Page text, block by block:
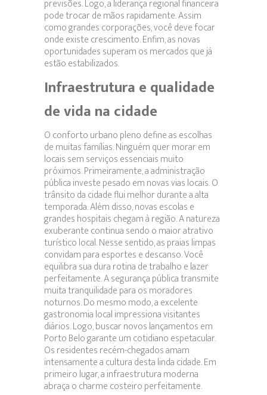
previsões. Logo, a liderança regional financeira
pode trocar de mãos rapidamente. Assim
como grandes corporações, você deve focar
onde existe crescimento. Enfim, as novas
oportunidades superam os mercados que já
estão estabilizados.
Infraestrutura e qualidade
de vida na cidade
O conforto urbano pleno define as escolhas
de muitas famílias. Ninguém quer morar em
locais sem serviços essenciais muito
próximos. Primeiramente, a administração
pública investe pesado em novas vias locais. O
trânsito da cidade flui melhor durante a alta
temporada. Além disso, novas escolas e
grandes hospitais chegam à região. A natureza
exuberante continua sendo o maior atrativo
turístico local. Nesse sentido, as praias limpas
convidam para esportes e descanso. Você
equilibra sua dura rotina de trabalho e lazer
perfeitamente. A segurança pública transmite
muita tranquilidade para os moradores
noturnos. Do mesmo modo, a excelente
gastronomia local impressiona visitantes
diários. Logo, buscar novos lançamentos em
Porto Belo garante um cotidiano espetacular.
Os residentes recém-chegados amam
intensamente a cultura desta linda cidade. Em
primeiro lugar, a infraestrutura moderna
abraça o charme costeiro perfeitamente.